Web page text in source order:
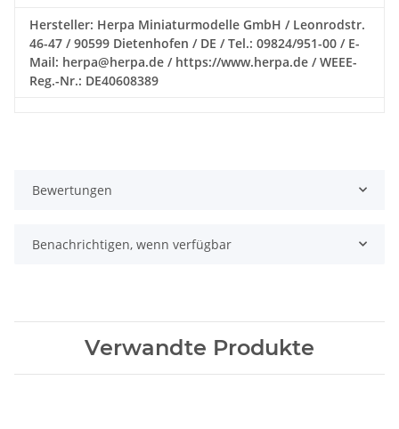
Hersteller: Herpa Miniaturmodelle GmbH / Leonrodstr.
46-47 / 90599 Dietenhofen / DE / Tel.: 09824/951-00 / E-
Mail: herpa@herpa.de / https://www.herpa.de / WEEE-
Reg.-Nr.: DE40608389
Bewertungen
Benachrichtigen, wenn verfügbar
Verwandte Produkte